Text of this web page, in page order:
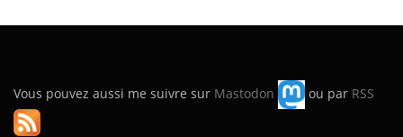
Vous pouvez aussi me suivre sur Mastodon ou par RSS